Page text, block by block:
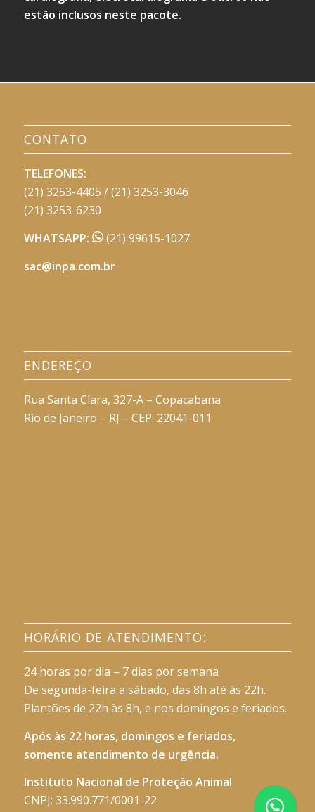
estão inclusos neste pacote.
CONTATO
TELEFONES:
(21) 3253-4405 / (21) 3253-3046
(21) 3253-6230
WHATSAPP:
(21) 99615-1027
sac@inpa.com.br
ENDEREÇO
Rua Santa Clara, 327-A – Copacabana
Rio de Janeiro – RJ – CEP: 22041-011
HORÁRIO DE ATENDIMENTO:
24 horas por dia – 7 dias por semana
De segunda-feira a sábado, das 8h até às 22h.
Plantões de 22h às 8h, e nos domingos e feriados.
Após às 22 horas, domingos e feriados,
somente atendimento de urgência.
Instituto Nacional de Proteção Animal
CNPJ: 33.990.771/0001-22